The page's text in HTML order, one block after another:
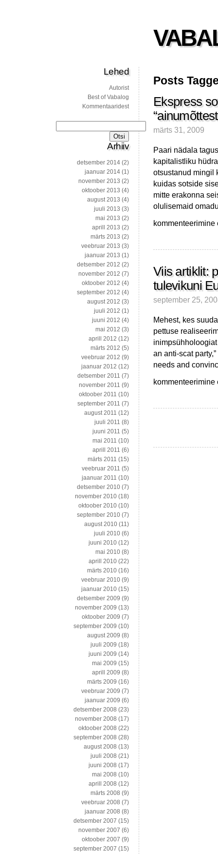
Posts
Ekspress
märts 31, 2009
Paari nädala
kapitalistliku
otsustanud mingil
kuidas sotside
mitte erakonna
olulisemaid
Ekspress
ehk
“ainumõttest”
Viis artiklit:
tulevikuni
september 25,
Mehest, kes
pettuse
an anti-scat
needs and
Viis
ja
Lehed
Autorist
Best of Vabalog
Kommentaaridest
Arhiiv
detsember 2014 (2)
jaanuar 2014 (1)
november 2013 (2)
oktoober 2013 (4)
august 2013 (4)
juuli 2013 (3)
mai 2013 (2)
aprill 2013 (2)
märts 2013 (2)
veebruar 2013 (3)
jaanuar 2013 (1)
detsember 2012 (2)
november 2012 (7)
oktoober 2012 (4)
september 2012 (4)
august 2012 (3)
juuli 2012 (1)
juuni 2012 (4)
mai 2012 (3)
aprill 2012 (12)
märts 2012 (5)
veebruar 2012 (9)
jaanuar 2012 (12)
detsember 2011 (7)
november 2011 (9)
oktoober 2011 (10)
september 2011 (7)
august 2011 (12)
juuli 2011 (8)
juuni 2011 (5)
mai 2011 (10)
aprill 2011 (6)
märts 2011 (15)
veebruar 2011 (5)
jaanuar 2011 (10)
detsember 2010 (7)
november 2010 (18)
oktoober 2010 (10)
september 2010 (7)
august 2010 (11)
juuli 2010 (6)
juuni 2010 (12)
mai 2010 (8)
aprill 2010 (22)
märts 2010 (16)
veebruar 2010 (9)
jaanuar 2010 (15)
detsember 2009 (9)
november 2009 (13)
oktoober 2009 (7)
september 2009 (10)
august 2009 (8)
juuli 2009 (18)
juuni 2009 (14)
mai 2009 (15)
aprill 2009 (8)
märts 2009 (16)
veebruar 2009 (7)
jaanuar 2009 (6)
detsember 2008 (23)
november 2008 (17)
oktoober 2008 (22)
september 2008 (28)
august 2008 (13)
juuli 2008 (21)
juuni 2008 (17)
mai 2008 (10)
aprill 2008 (12)
märts 2008 (9)
veebruar 2008 (7)
jaanuar 2008 (8)
detsember 2007 (15)
november 2007 (6)
oktoober 2007 (9)
september 2007 (15)